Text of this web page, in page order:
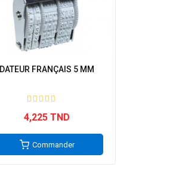
DATEUR FRANÇAIS 5 MM
4,225 TND
Commander